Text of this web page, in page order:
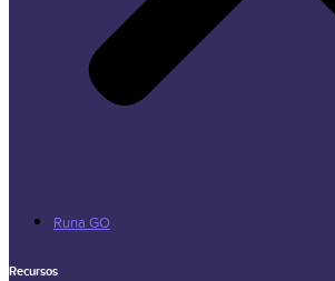
Runa GO
Recursos